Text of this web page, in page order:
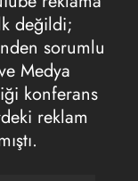
değildi;
sorumlu
Medya
konferans
reklam